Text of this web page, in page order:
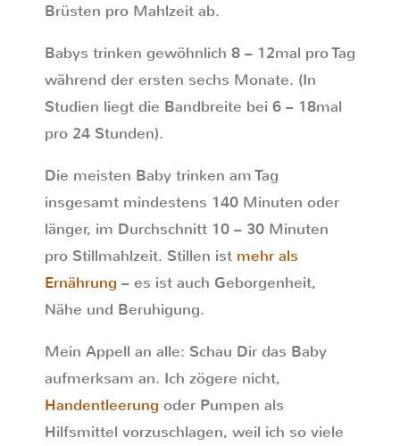
Brüsten pro Mahlzeit ab.
Babys trinken gewöhnlich 8 – 12mal pro Tag
während der ersten sechs Monate. (In
Studien liegt die Bandbreite bei 6 – 18mal
pro 24 Stunden).
Die meisten Baby trinken am Tag
insgesamt mindestens 140 Minuten oder
länger, im Durchschnitt 10 – 30 Minuten
pro Stillmahlzeit. Stillen ist mehr als
Ernährung – es ist auch Geborgenheit,
Nähe und Beruhigung.
Mein Appell an alle: Schau Dir das Baby
aufmerksam an. Ich zögere nicht,
Handentleerung oder Pumpen als
Hilfsmittel vorzuschlagen, weil ich so viele